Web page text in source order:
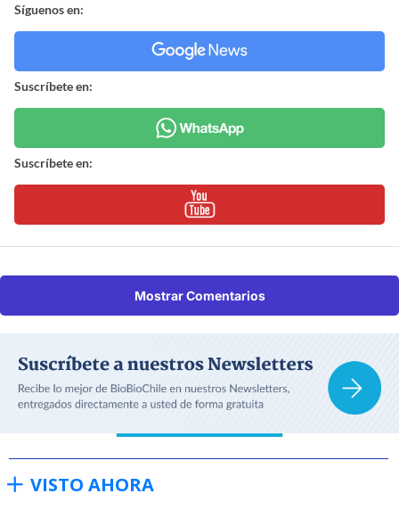
Síguenos en:
Suscríbete en:
Suscríbete en:
Mostrar Comentarios
VISTO AHORA